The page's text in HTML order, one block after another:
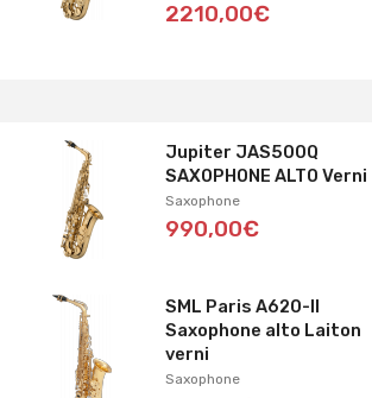
2210,00€
Jupiter JAS500Q
SAXOPHONE ALTO Verni
Saxophone
990,00€
SML Paris A620-II
Saxophone alto Laiton
verni
Saxophone